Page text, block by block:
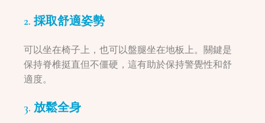
2. 採取舒適姿勢
可以坐在椅子上，也可以盤腿坐在地板上。關鍵是
保持脊椎挺直但不僵硬，這有助於保持警覺性和舒
適度。
3. 放鬆全身